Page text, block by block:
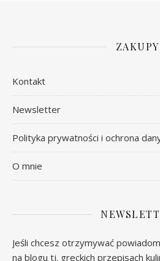
ZAKUPY
Kontakt
Newsletter
Polityka prywatności i ochrona
O mnie
Jeśli chcesz otrzymywać
na blogu tj. greckich przepisach